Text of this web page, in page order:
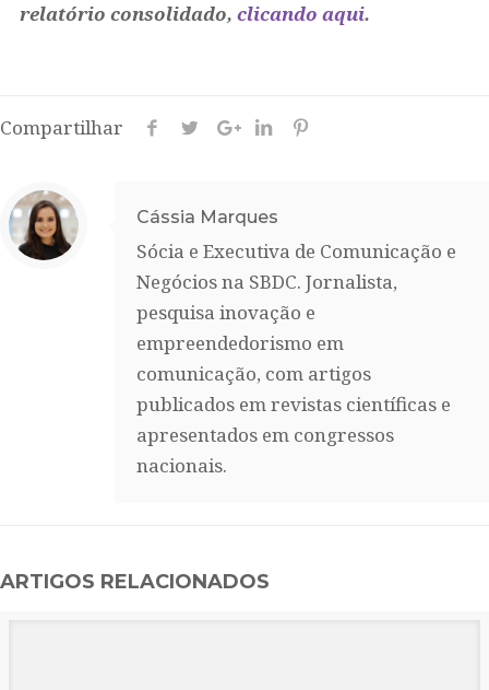
relatório consolidado, clicando aqui.
Compartilhar
Cássia Marques
Sócia e Executiva de Comunicação e
Negócios na SBDC. Jornalista,
pesquisa inovação e
empreendedorismo em
comunicação, com artigos
publicados em revistas científicas e
apresentados em congressos
nacionais.
ARTIGOS RELACIONADOS